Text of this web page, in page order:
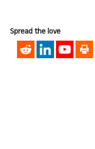
Spread the love